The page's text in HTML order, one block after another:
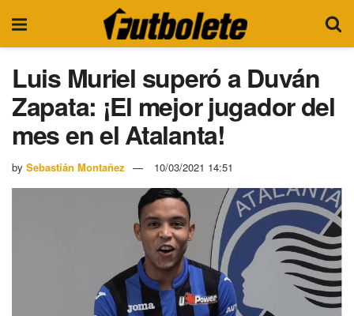
Luis Muriel superó a Duván
Zapata: ¡El mejor jugador del
mes en el Atalanta!
by Sebastián Montañez 10/03/2021 14:51